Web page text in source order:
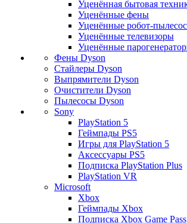
Уценённая бытовая
Уценённые фены
Уценённые робот-
Уценённые телевизоры
Уценённые
Фены Dyson
Стайлеры Dyson
Выпрямители Dyson
Очистители Dyson
Пылесосы Dyson
Sony
PlayStation 5
Геймпады PS5
Игры для PlayStation 5
Аксессуары PS5
Подписка PlayStation Plus
PlayStation VR
Microsoft
Xbox
Геймпады Xbox
Подписка Xbox Game Pass